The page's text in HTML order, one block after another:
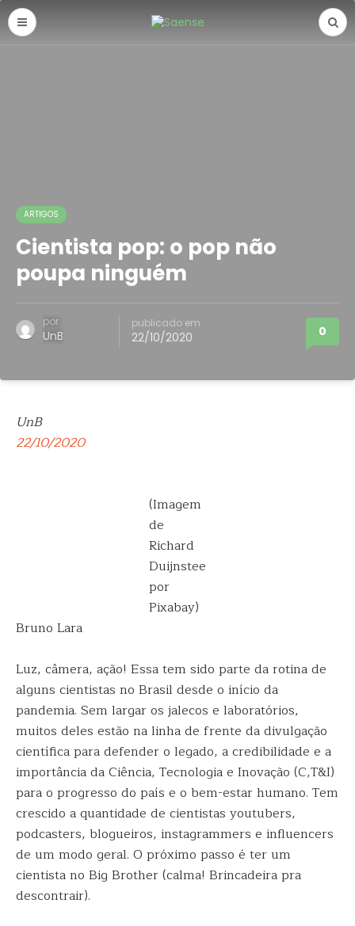
ARTIGOS
Cientista pop: o pop não
poupa ninguém
por
UnB
publicado em
22/10/2020 0
UnB
22/10/2020
(Imagem
de
Richard
Duijnstee
por
Pixabay)
Bruno Lara
Luz, câmera, ação! Essa tem sido parte da rotina de
alguns cientistas no Brasil desde o início da
pandemia. Sem largar os jalecos e laboratórios,
muitos deles estão na linha de frente da divulgação
científica para defender o legado, a credibilidade e a
importância da Ciência, Tecnologia e Inovação (C,T&I)
para o progresso do país e o bem-estar humano. Tem
crescido a quantidade de cientistas youtubers,
podcasters, blogueiros, instagrammers e influencers
de um modo geral. O próximo passo é ter um
cientista no Big Brother (calma! Brincadeira pra
descontrair).